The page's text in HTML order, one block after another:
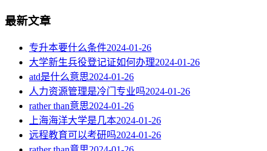
最新文章
专升本要什么条件2024-01-26
大学新生兵役登记证如何办理2024-01-26
atd是什么意思2024-01-26
人力资源管理是冷门专业吗2024-01-26
rather than意思2024-01-26
上海海洋大学是几本2024-01-26
远程教育可以考研吗2024-01-26